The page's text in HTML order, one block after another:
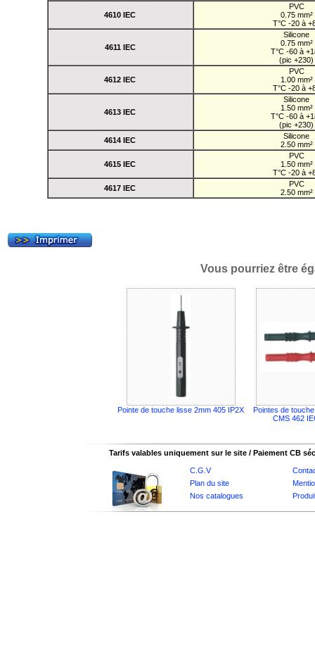
4610 IEC
PVC
0.75 mm²
T°C -20 à
4611 IEC
Silicone
0.75 mm²
T°C -60 à
(pic +230)
4612 IEC
PVC
1.00 mm²
T°C -20 à
4613 IEC
Silicone
1.50 mm²
T°C -60 à
(pic +230)
4614 IEC
Silicone
2.50 mm²
4615 IEC
PVC
1.50 mm²
T°C -20 à
4617 IEC
PVC
2.50 mm²
Vous pourriez être
Pointe de touche lisse 2mm 405 IP2X
Pointes de
CMS 462
Tarifs valables uniquement sur le site / Paiement CB
C.G.V
Plan du site
Nos catalogues